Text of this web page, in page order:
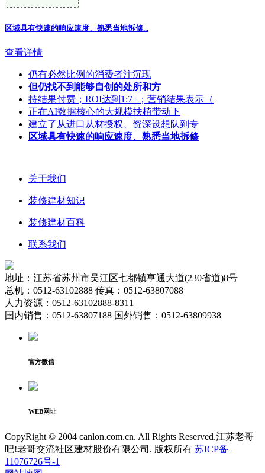
区域具有快速的响应速度、熟悉当地拆修...
查看详情
仍有必然比例的消费者注沉现
但仍找不到能够自创的处所和方
持结果付费；ROI达到1:7+；营销结果表示（
正在AI数据核心的大规模扶植带动下
建立了从进口从材授权、资深设想队到专
区域具有快速的响应速度、熟悉当地拆修
关于我们
装修建材知识
装修建材百科
联系我们
地址：江苏省苏州市吴江区七都镇亨通大道(230省道)8号
总机：0512-63102888 传真：0512-63807088
人力资源：0512-63102888-8311
国内销售：0512-63807188 国外销售：0512-63809938
官方微信
WEB网址
CopyRight © 2004 canlon.com.cn. All Rights Reserved.江苏老哥
吧!老哥交流社区建材股份有限公司. 版权所有 苏ICP备
11076726号-1